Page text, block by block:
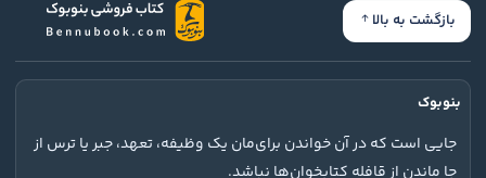
بازگشت به بالا
بنوبوک
جایی است که در آن خواندن برای‌مان یک وظیفه، تعهد، جبر یا ترس از
جا ماندن از قافله کتابخوان‌ها نباشد.